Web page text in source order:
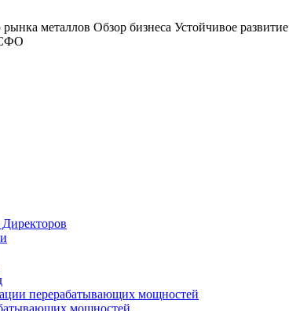
рынка металлов Обзор бизнеса Устойчивое развитие
перерабатывающих мощностей
мощностей